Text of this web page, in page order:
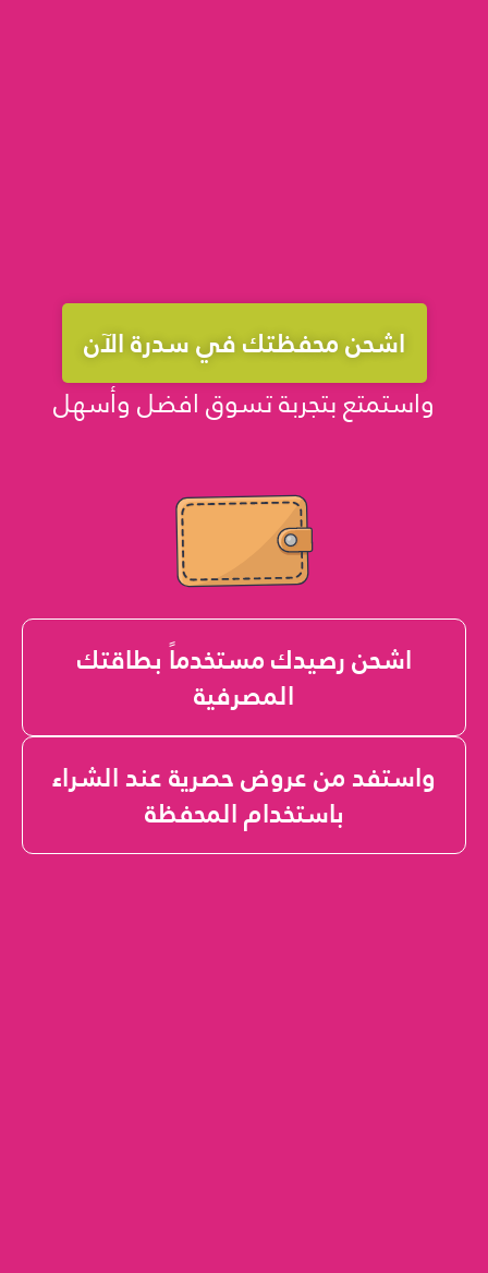
اشحن محفظتك في سدرة الآن
واستمتع بتجربة تسوق افضل وأسهل
اشحن رصيدك مستخدماً بطاقتك
المصرفية
واستفد من عروض حصرية عند الشراء
باستخدام المحفظة